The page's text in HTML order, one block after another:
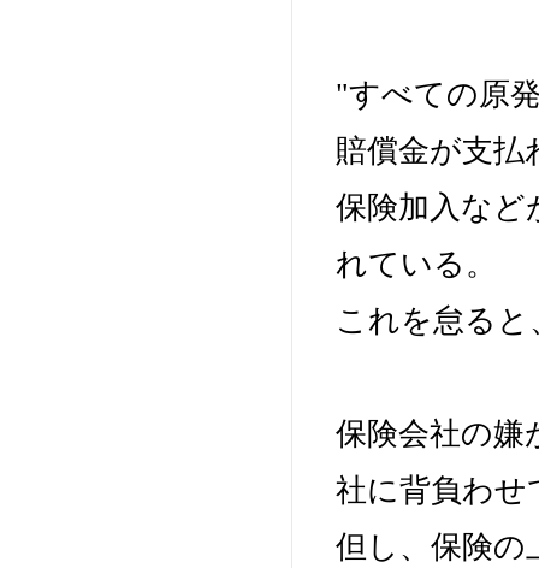
"すべての原
賠償金が支払
保険加入など
れている。
これを怠る
保険会社の
社に背負わせ
但し、保険